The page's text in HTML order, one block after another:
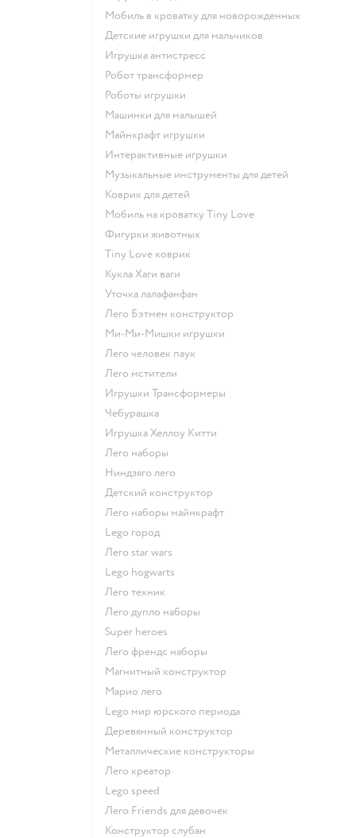
Мобиль в кроватку для новорожденных
Детские игрушки для мальчиков
Игрушка антистресс
Робот трансформер
Роботы игрушки
Машинки для малышей
Майнкрафт игрушки
Интерактивные игрушки
Музыкальные инструменты для детей
Коврик для детей
Мобиль на кроватку Tiny Love
Фигурки животных
Tiny Love коврик
Кукла Хаги ваги
Уточка лалафанфан
Лего Бэтмен конструктор
Ми-Ми-Мишки игрушки
Лего человек паук
Лего мстители
Игрушки Трансформеры
Чебурашка
Игрушка Хеллоу Китти
Лего наборы
Ниндзяго лего
Детский конструктор
Лего наборы майнкрафт
Lego город
Лего star wars
Lego hogwarts
Лего техник
Лего дупло наборы
Super heroes
Лего френдс наборы
Магнитный конструктор
Марио лего
Lego мир юрского периода
Деревянный конструктор
Металлические конструкторы
Лего креатор
Lego speed
Лего Friends для девочек
Конструктор слубан